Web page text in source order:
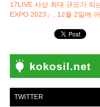
17LIVE 사상 최대 규모가 되
EXPO 2023」, 12월 2일에
TWITTER